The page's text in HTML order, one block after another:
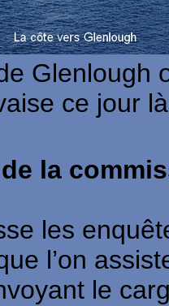
Glenlough
ce jour
la
les
l’on
le